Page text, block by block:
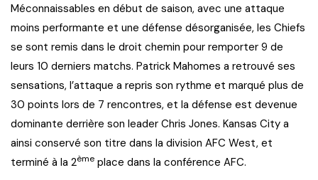
Méconnaissables en début de saison, avec une attaque
moins performante et une défense désorganisée, les Chiefs
se sont remis dans le droit chemin pour remporter 9 de
leurs 10 derniers matchs. Patrick Mahomes a retrouvé ses
sensations, l’attaque a repris son rythme et marqué plus de
30 points lors de 7 rencontres, et la défense est devenue
dominante derrière son leader Chris Jones. Kansas City a
ainsi conservé son titre dans la division AFC West, et
terminé à la 2ème place dans la conférence AFC.